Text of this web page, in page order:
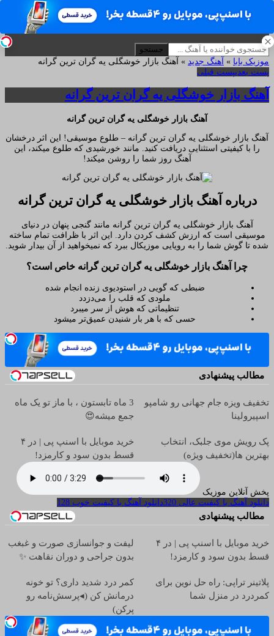
موزیک بابا
جستجو
موزیک بابا » آهنگ جدید » آهنگ بازار خوشگلی یه گران ترین گرانه
پست بعدیپست قبلی
آهنگ بازار خوشگلی یه گران ترین گرانه
آهنگ بازار خوشگلی یه گران ترین گرانه
آهنگ بازار خوشگلی یه گران ترین گرانه – طلوع موسیقی! این اثر درخشان
را با کیفیتی استثنایی دریافت کنید. مانند خورشیدی که طلوع میکند، این
آهنگ روز شما را روشن میکند!
درباره آهنگ بازار خوشگلی یه گران ترین گرانه
آهنگ بازار خوشگلی یه گران ترین گرانه مانند گنجی پنهان در دنیای
موسیقی است که ارزش کشف کردن دارد. این اثر با ظرافت تمام ساخته
شده تا گوش شما را به رویایی موزیکال ببرد که نمیخواهید از آن بیدار شوید.
چرا آهنگ بازار خوشگلی یه گران ترین گرانه خاص است؟
ضبطی که گویی در استودیوی زنده انجام شده
ملودی که قلب را می‌دزدد
تنظیماتی که هوش از سر میبرد
حسی که با هر بار شنیدن عمیق‌تر میشود
مطالب پیشنهادی
تخفیف ویزه جام جهانی رو شامپو
اسپیرولینا
3 ماه تابستون ، با ماز تو یک ماه
جمع میشه😍
پک رویش موی جلبک، انتخاب
بهترین ها(تخفیف ویژه)
خرید موبایل با اسنپ پی | در ۴
قسط بدون سود و کارمزد!
پخش آنلاین موزیک
دانلود آهنگ با کیفیت عالی 320
دانلود آهنگ با کیفیت خوب 128
مطالب پیشنهادی
خرید موبایل با اسنپ پی | در ۴
قسط بدون سود و کارمزد!
لیفت و جوانسازی صورت و غبغب
بدون جراحی و دوران نقاهت ✨
پلاتینر تراپی: راه حل نوین برای
کمردرد در منزل شما
کمر درد شدید داری؟ تو خونه
درمانش کن (◂پرسش‌نامه رو
پرکن)